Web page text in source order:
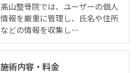
髙山整骨院では、ユーザーの個人
情報を厳重に管理し、氏名や住所
などの情報を収集し…
施術内容・料金